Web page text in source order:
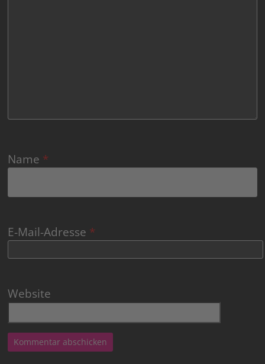
Name *
E-Mail-Adresse *
Website